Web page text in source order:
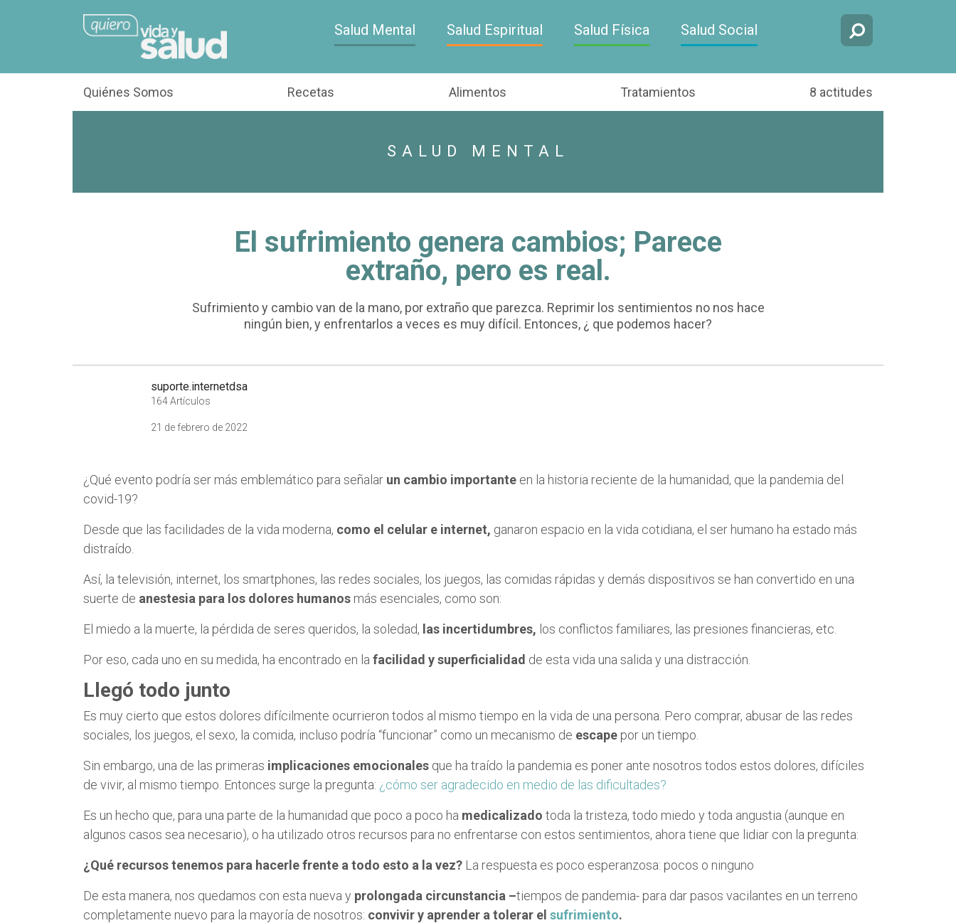
Salud Mental Salud Espiritual Salud Física Salud Social
Quiénes Somos Recetas Alimentos Tratamientos 8 actitudes
SALUD MENTAL
El sufrimiento genera cambios; Parece
extraño, pero es real.
Sufrimiento y cambio van de la mano, por extraño que parezca. Reprimir los sentimientos no nos hace
ningún bien, y enfrentarlos a veces es muy difícil. Entonces, ¿ que podemos hacer?
suporte.internetdsa
164 Artículos
21 de febrero de 2022
¿Qué evento podría ser más emblemático para señalar un cambio importante en la historia reciente de la humanidad, que la pandemia del
covid-19?
Desde que las facilidades de la vida moderna, como el celular e internet, ganaron espacio en la vida cotidiana, el ser humano ha estado más
distraído.
Así, la televisión, internet, los smartphones, las redes sociales, los juegos, las comidas rápidas y demás dispositivos se han convertido en una
suerte de anestesia para los dolores humanos más esenciales, como son:
El miedo a la muerte, la pérdida de seres queridos, la soledad, las incertidumbres, los conflictos familiares, las presiones financieras, etc.
Por eso, cada uno en su medida, ha encontrado en la facilidad y superficialidad de esta vida una salida y una distracción.
Llegó todo junto
Es muy cierto que estos dolores difícilmente ocurrieron todos al mismo tiempo en la vida de una persona. Pero comprar, abusar de las redes
sociales, los juegos, el sexo, la comida, incluso podría “funcionar” como un mecanismo de escape por un tiempo.
Sin embargo, una de las primeras implicaciones emocionales que ha traído la pandemia es poner ante nosotros todos estos dolores, difíciles
de vivir, al mismo tiempo. Entonces surge la pregunta: ¿cómo ser agradecido en medio de las dificultades?
Es un hecho que, para una parte de la humanidad que poco a poco ha medicalizado toda la tristeza, todo miedo y toda angustia (aunque en
algunos casos sea necesario), o ha utilizado otros recursos para no enfrentarse con estos sentimientos, ahora tiene que lidiar con la pregunta:
¿Qué recursos tenemos para hacerle frente a todo esto a la vez? La respuesta es poco esperanzosa: pocos o ninguno
De esta manera, nos quedamos con esta nueva y prolongada circunstancia –tiempos de pandemia- para dar pasos vacilantes en un terreno
completamente nuevo para la mayoría de nosotros: convivir y aprender a tolerar el sufrimiento.